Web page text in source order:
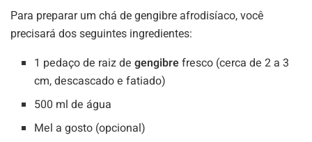
Para preparar um chá de gengibre afrodisíaco, você
precisará dos seguintes ingredientes:
1 pedaço de raiz degengibrefresco (cerca de 2 a 3
cm, descascado e fatiado)
500 ml de água
Mel a gosto (opcional)